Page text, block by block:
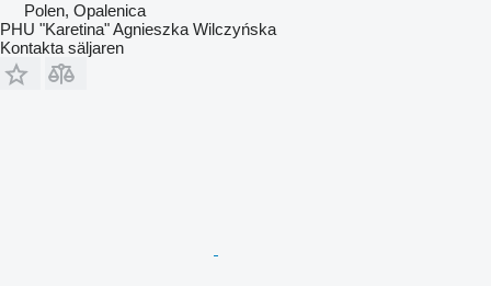
Polen, Opalenica
PHU "Karetina" Agnieszka Wilczyńska
Kontakta säljaren